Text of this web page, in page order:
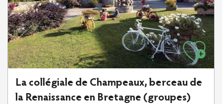
La collégiale de Champeaux, berceau de
la Renaissance en Bretagne (groupes)